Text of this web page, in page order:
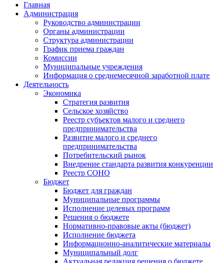
Главная
Администрация
Руководство администрации
Органы администрации
Структура администрации
График приема граждан
Комиссии
Муниципальные учреждения
Информация о среднемесячной заработной плате
Деятельность
Экономика
Стратегия развития
Сельское хозяйство
Реестр субъектов малого и среднего
предпринимательства
Развитие малого и среднего
предпринимательства
Потребительский рынок
Внедрение стандарта развития конкуренции
Реестр СОНО
Бюджет
Бюджет для граждан
Муниципальные программы
Исполнение целевых программ
Решения о бюджете
Нормативно-правовые акты (бюджет)
Исполнение бюджета
Информационно-аналитические материалы
Муниципальный долг
Актуальная редакция решения о бюджете